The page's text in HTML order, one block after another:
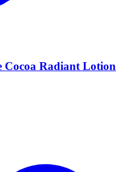
Cocoa Radiant Lotion